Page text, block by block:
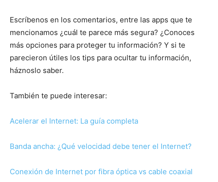
Escríbenos en los comentarios, entre las apps que te
mencionamos ¿cuál te parece más segura? ¿Conoces
más opciones para proteger tu información? Y si te
parecieron útiles los tips para ocultar tu información,
háznoslo saber.
También te puede interesar:
Acelerar el Internet: La guía completa
Banda ancha: ¿Qué velocidad debe tener el Internet?
Conexión de Internet por fibra óptica vs cable coaxial